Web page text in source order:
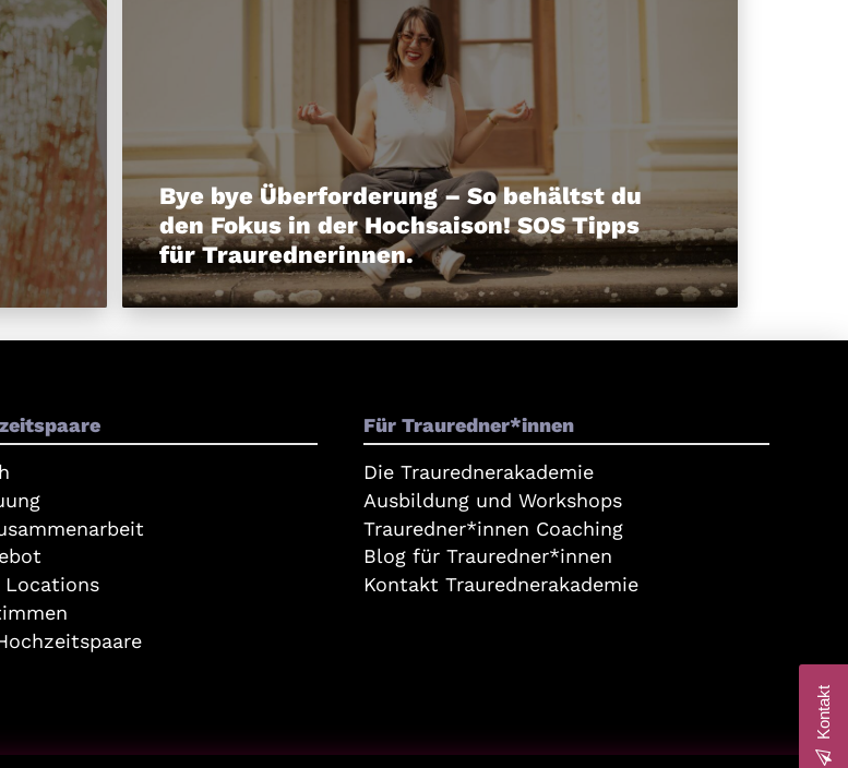
Bye bye Überforderung – So behältst du
den Fokus in der Hochsaison! SOS Tipps
für Traurednerinnen.
Locations
Für Trauredner*innen
Die Traurednerakademie
Ausbildung und Workshops
Trauredner*innen Coaching
Blog für Trauredner*innen
Kontakt Traurednerakademie
Kontakt